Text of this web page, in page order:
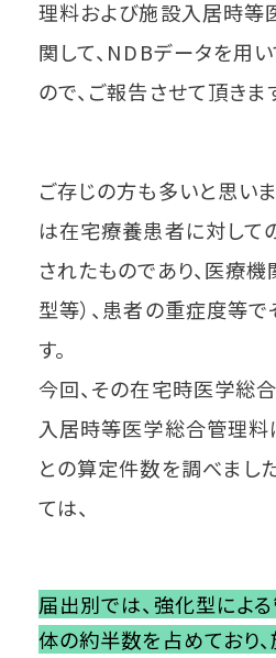
理料および施設入居時等
関して、NDBデータを用
ので、ご報告させて頂きま
ご存じの方も多いと思い
は在宅療養患者に対して
されたものであり、医療
型等）、患者の重症度等
す。
今回、その在宅時医学総
入居時等医学総合管理料
との算定件数を調べまし
ては、
届出別では、強化型によ
体の約半数を占めており